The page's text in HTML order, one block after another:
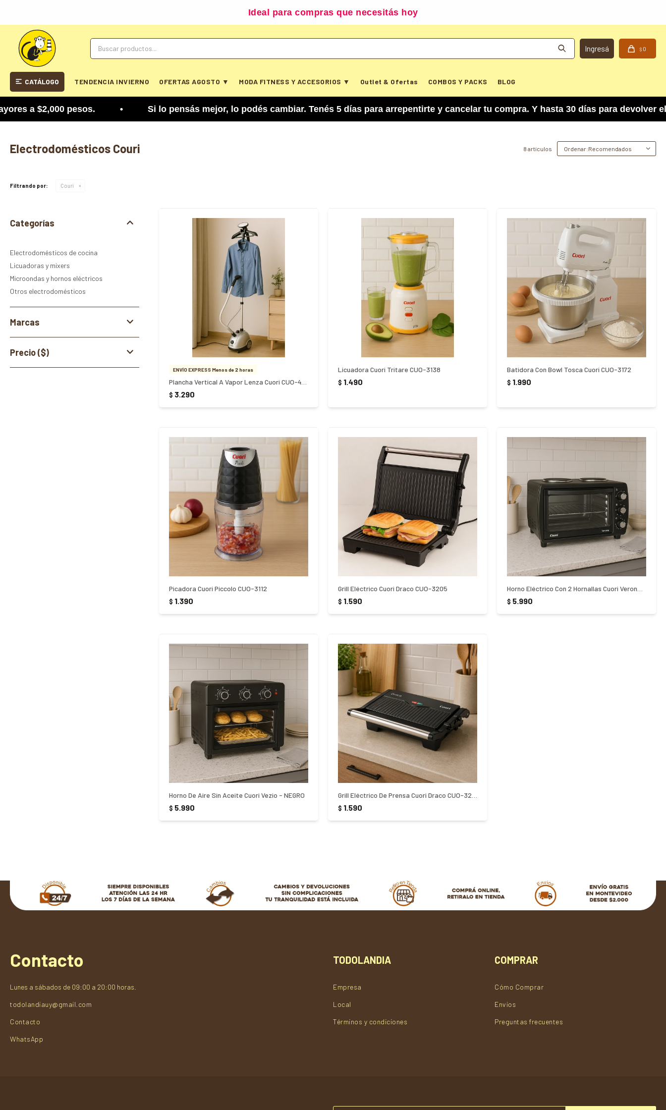
Ideal para compras que necesitás hoy
CATÁLOGO TENDENCIA INVIERNO OFERTAS AGOSTO ▼ MODA FITNESS Y ACCESORIOS ▼ Outlet & Ofertas COMBOS Y PACKS BLOG
$ 0
a $2,000 pesos. • Si lo pensás mejor, lo podés cambiar. Tenés 5 días para arrepentirte y cancelar tu compra. Y hasta 30 días para devolver el
Electrodomésticos Couri 8 artículos Recomendados
Filtrando por: Couri
ENVÍO EXPRESS Menos de 2 horas
Plancha Vertical A Vapor Lenza Cuori CUO-4159
$ 3.290
Licuadora Cuori Tritare CUO-3138
$ 1.490
Batidora Con Bowl Tosca Cuori CUO-3172
$ 1.990
Picadora Cuori Piccolo CUO-3112
$ 1.390
Grill Eléctrico Cuori Draco CUO-3205
$ 1.590 $ 5.990
Horno De Aire Sin Aceite Cuori Vezio - NEGRO
$ 5.990 $ 1.590
Categorías
Electrodomésticos de cocina
Licuadoras y mixers
Microondas y hornos eléctricos
Otros electrodomésticos
Marcas
Precio($)
Contacto
Lunes a sábados de 09:00 a 20:00 horas.
todolandiauy@gmail.com
Contacto
WhatsApp
TODOLANDIA
Empresa
Local
Términos y condiciones
COMPRAR
Cómo Comprar
Envios
Preguntas frecuentes